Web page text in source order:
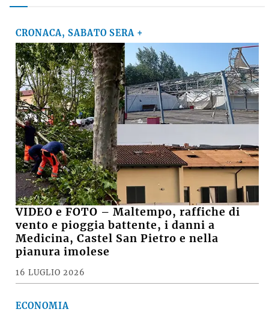
CRONACA, SABATO SERA +
VIDEO e FOTO – Maltempo, raffiche di
vento e pioggia battente, i danni a
Medicina, Castel San Pietro e nella
pianura imolese
16 LUGLIO 2026
ECONOMIA